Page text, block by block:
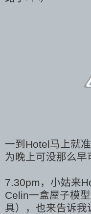
一到Hotel马上就
为晚上可没那么早
7.30pm，小姑来
Celin一盒屋子模
具），也来告诉我